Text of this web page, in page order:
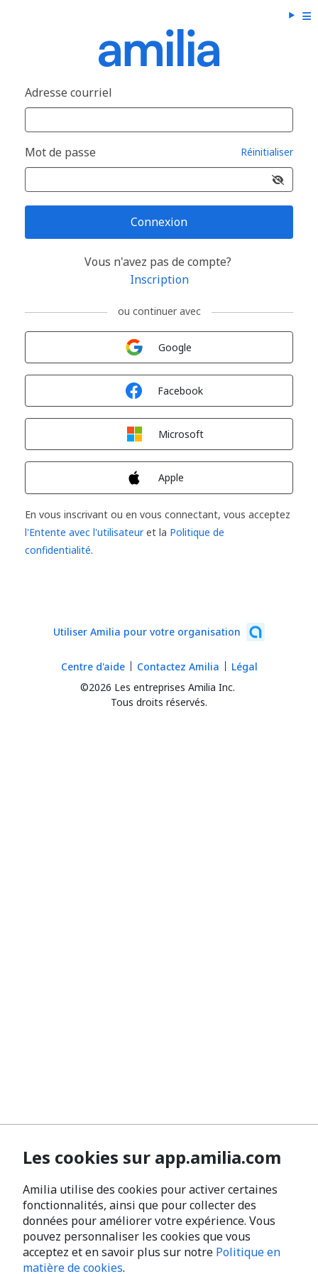
Adresse courriel
Mot de passe Réinitialiser
Connexion
Vous n'avez pas de compte?
Inscription
ou continuer avec
Google
Facebook
Microsoft
Apple
En vous inscrivant ou en vous connectant, vous acceptez
l'Entente avec l'utilisateuret la Politique de
confidentialité.
Utiliser Amilia pour votre organisation
©2026 Les entreprises Amilia Inc.
Tous droits réservés.
Centre d'aide Contactez Amilia Légal
Les cookies sur app.amilia.com
Amilia utilise des cookies pour activer certaines
fonctionnalités, ainsi que pour collecter des
données pour améliorer votre expérience. Vous
pouvez personnaliser les cookies que vous
acceptez et en savoir plus sur notre Politique en
matière de cookies.